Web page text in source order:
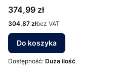
motyw abstrakcji natura
Cena
374,99 zł
Cena
304,87 złbez VAT
Do koszyka
Dostępność: Duża ilość